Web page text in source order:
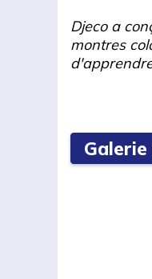
Djeco a
montres